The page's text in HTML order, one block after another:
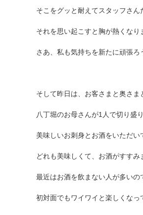
そこをグッと耐えてスタッフさ
それを思い起こすと胸が熱くなり
さあ、私も気持ちを新たに頑張ろ
そして昨日は、お客さまと奥さま
八丁堀のお母さんが1人で切り盛
美味しいお刺身とお酒をいただい
どれも美味しくて、お酒がすすみ
最近はお酒を飲まない人が多いの
初対面でもワイワイと楽しくなっ